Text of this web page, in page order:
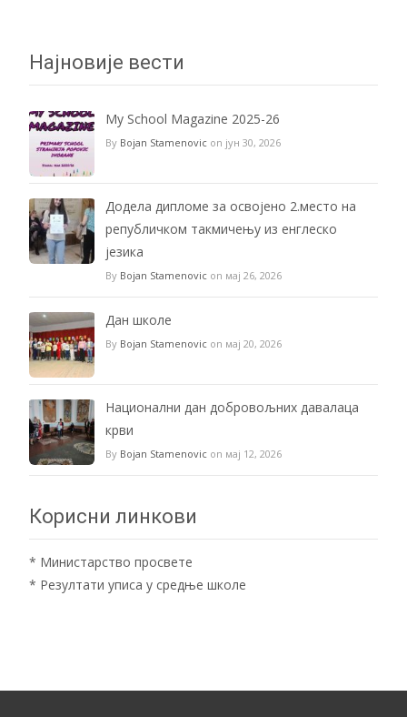
Најновије вести
My School Magazine 2025-26
By Bojan Stamenovic on јун 30, 2026
Додела дипломе за освојено 2.место на
републичком такмичењу из енглеско
језика
By Bojan Stamenovic on мај 26, 2026
Дан школе
By Bojan Stamenovic on мај 20, 2026
Национални дан добровољних давалаца
крви
By Bojan Stamenovic on мај 12, 2026
Корисни линкови
* Министарство просвете
* Резултати уписа у средње школе